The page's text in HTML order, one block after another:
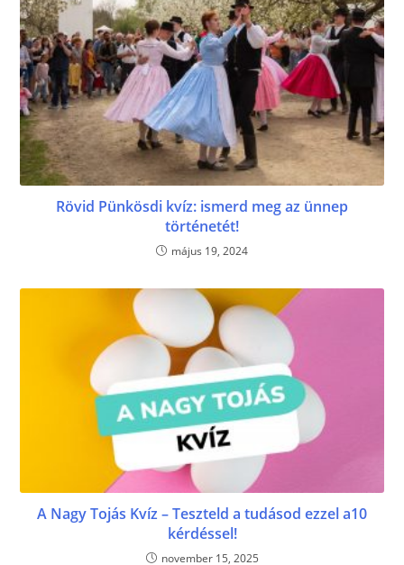
Rövid Pünkösdi kvíz: ismerd meg az ünnep
történetét!
május 19, 2024
A Nagy Tojás Kvíz – Teszteld a tudásod ezzel a10
kérdéssel!
november 15, 2025